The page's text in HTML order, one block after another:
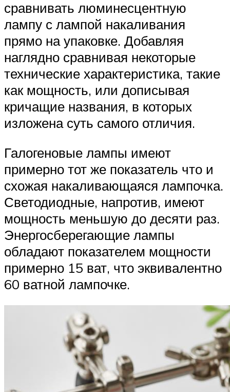
сравнивать люминесцентную
лампу с лампой накаливания
прямо на упаковке. Добавляя
наглядно сравнивая некоторые
технические характеристика, такие
как мощность, или дописывая
кричащие названия, в которых
изложена суть самого отличия.
Галогеновые лампы имеют
примерно тот же показатель что и
схожая накаливающаяся лампочка.
Светодиодные, напротив, имеют
мощность меньшую до десяти раз.
Энергосберегающие лампы
обладают показателем мощности
примерно 15 ват, что эквивалентно
60 ватной лампочке.